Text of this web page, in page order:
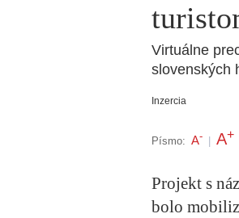
Virtuálne
slovenských
Inzercia
Písmo: A- A+
Projekt s
bolo